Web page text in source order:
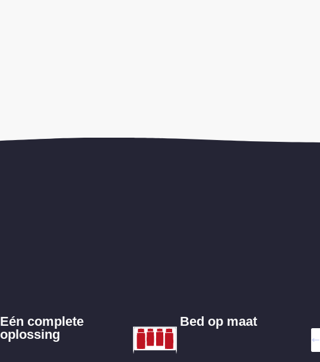
Eén complete
oplossing
Bed op maat